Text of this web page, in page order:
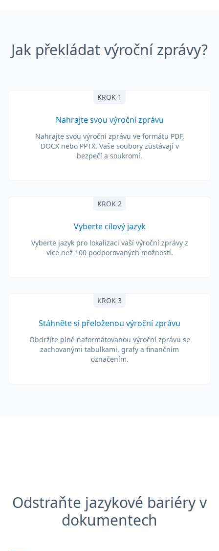
Jak překládat výroční zprávy?
KROK 1
Nahrajte svou výroční zprávu
Nahrajte svou výroční zprávu ve formátu PDF,
DOCX nebo PPTX. Vaše soubory zůstávají v
bezpečí a soukromí.
KROK 2
Vyberte cílový jazyk
Vyberte jazyk pro lokalizaci vaší výroční zprávy z
více než 100 podporovaných možností.
KROK 3
Stáhněte si přeloženou výroční zprávu
Obdržíte plně naformátovanou výroční zprávu se
zachovanými tabulkami, grafy a finančním
označením.
Odstraňte jazykové bariéry v
dokumentech